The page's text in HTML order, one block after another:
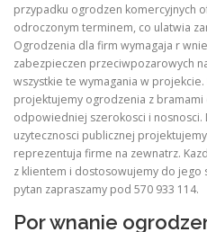
przypadku ogrodzen komercyjnych
odroczonym terminem, co ulatwia
Ogrodzenia dla firm wymagaja r
zabezpieczen przeciwpozarowych
wszystkie te wymagania w
projektujemy ogrodzenia z
odpowiedniej szerokosci i
uzytecznosci publicznej
reprezentuja firme na zewnatrz.
z klientem i dostosowujemy do jego
pytan zapraszamy pod 570 933 114.
Por wnanie